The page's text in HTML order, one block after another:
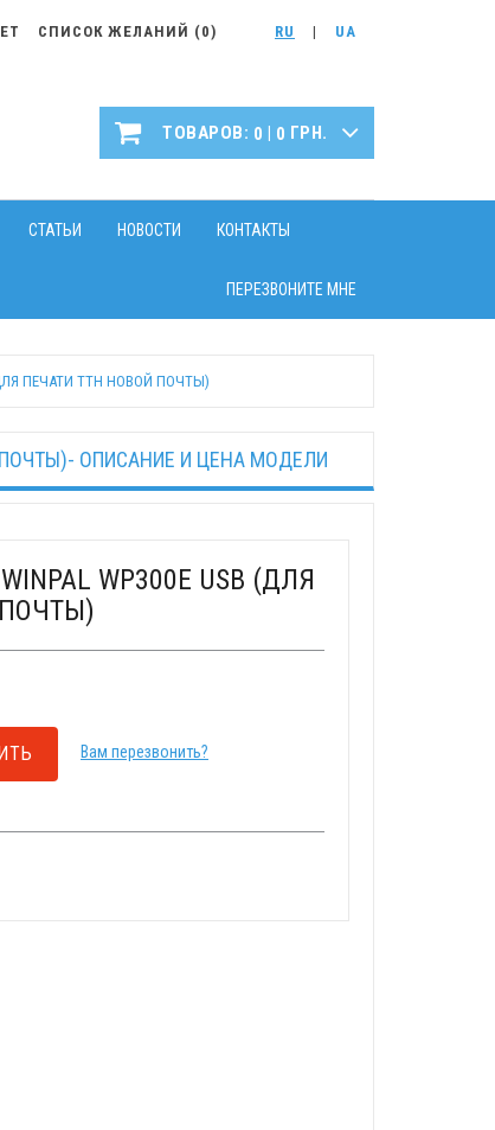
UA
|
RU
СПИСОК ЖЕЛАНИЙ (0)
ТОВАРОВ: 0 | 0 ГРН.
СТАТЬИ НОВОСТИ КОНТАКТЫ
ПЕРЕЗВОНИТЕ МНЕ
ПЕЧАТИ ТТН НОВОЙ ПОЧТЫ)
ПОЧТЫ)- ОПИСАНИЕ И ЦЕНА МОДЕЛИ
WP300E USB (ДЛЯ
Вам перезвонить?